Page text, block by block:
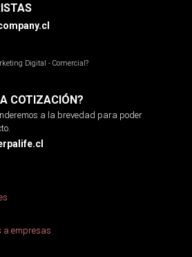
Digital - Comercial?
COTIZACIÓN?
a la brevedad para poder
a empresas